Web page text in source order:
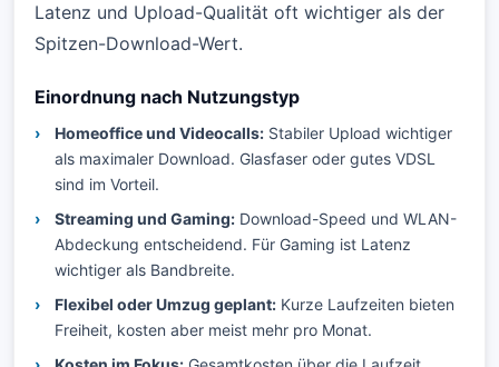
Latenz und Upload-Qualität oft wichtiger als der
Spitzen-Download-Wert.
Einordnung nach Nutzungstyp
Homeoffice und Videocalls: Stabiler Upload wichtiger
als maximaler Download. Glasfaser oder gutes VDSL
sind im Vorteil.
Streaming und Gaming: Download-Speed und WLAN-
Abdeckung entscheidend. Für Gaming ist Latenz
wichtiger als Bandbreite.
Flexibel oder Umzug geplant: Kurze Laufzeiten bieten
Freiheit, kosten aber meist mehr pro Monat.